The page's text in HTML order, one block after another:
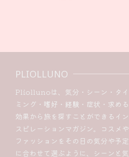
PLIOLLUNO
Pliollunoは、気分・シーン・タイ
ミング・嗜好・経験・症状・求める
効果から旅を探すことができるイン
スピレーションマガジン。コスメや
ファッションをその日の気分や予定
に合わせて選ぶように、シーンと気